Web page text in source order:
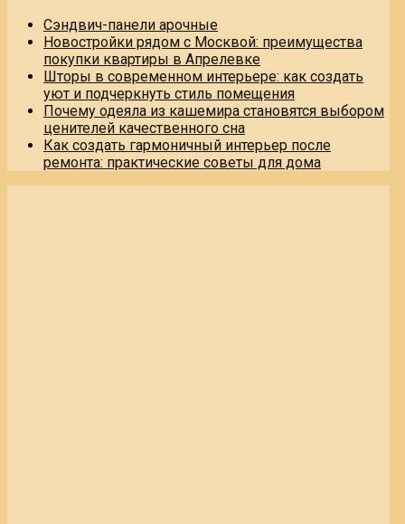
Сэндвич-панели арочные
Новостройки рядом с Москвой: преимущества
покупки квартиры в Апрелевке
Шторы в современном интерьере: как создать
уют и подчеркнуть стиль помещения
Почему одеяла из кашемира становятся выбором
ценителей качественного сна
Как создать гармоничный интерьер после
ремонта: практические советы для дома